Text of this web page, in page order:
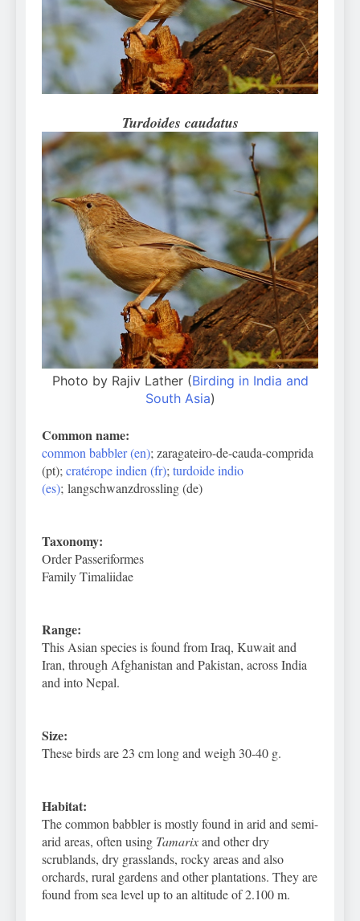
Can Bulldogs Play Fetch?
And How to Train Them!
7 Năm Ago
How Often Do I Need to
Groom My Bulldog
Turdoides caudatus
Photo by Rajiv Lather (Birding in India and
South Asia)
Common name:
common babbler (en); zaragateiro-de-cauda-comprida
(pt); cratérope indien (fr); turdoide indio
(es); langschwanzdrossling (de)
Taxonomy:
Order Passeriformes
Family Timaliidae
Range:
This Asian species is found from Iraq, Kuwait and
Iran, through Afghanistan and Pakistan, across India
and into Nepal.
Size:
These birds are 23 cm long and weigh 30-40 g.
Habitat:
The common babbler is mostly found in arid and semi-
arid areas, often using Tamarixand other dry
scrublands, dry grasslands, rocky areas and also
orchards, rural gardens and other plantations. They are
found from sea level up to an altitude of 2.100 m.